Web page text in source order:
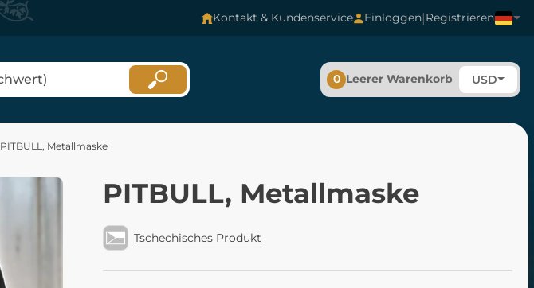
Kontakt & Kundenservice Einloggen|Registrieren
0 Leerer Warenkorb USD
PITBULL, Metallmaske
PITBULL, Metallmaske
Tschechisches Produkt